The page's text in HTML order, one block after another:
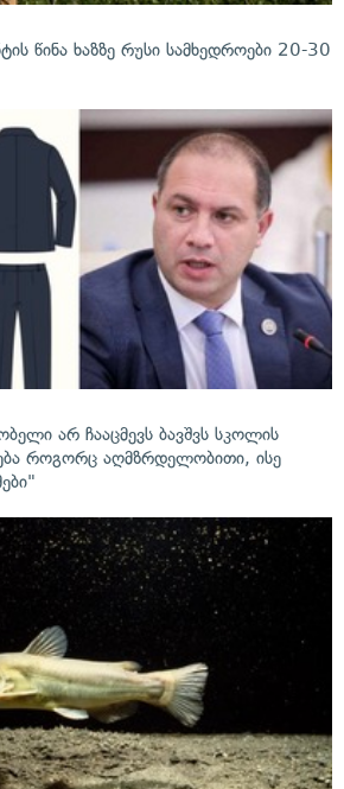
წინა ხაზზე რუსი სამხედროები 20-30
არ ჩააცმევს ბავშვს სკოლის
როგორც აღმზრდელობითი, ისე